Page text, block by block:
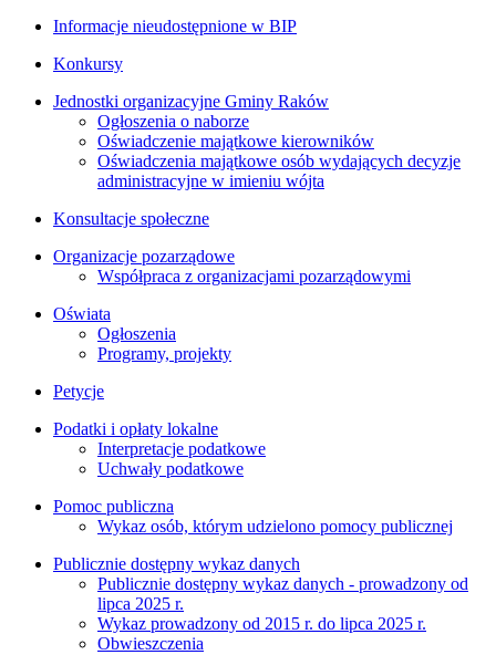
Informacje nieudostępnione w BIP
Konkursy
Jednostki organizacyjne Gminy Raków
Ogłoszenia o naborze
Oświadczenie majątkowe kierowników
Oświadczenia majątkowe osób wydających decyzje
administracyjne w imieniu wójta
Konsultacje społeczne
Organizacje pozarządowe
Współpraca z organizacjami pozarządowymi
Oświata
Ogłoszenia
Programy, projekty
Petycje
Podatki i opłaty lokalne
Interpretacje podatkowe
Uchwały podatkowe
Pomoc publiczna
Wykaz osób, którym udzielono pomocy publicznej
Publicznie dostępny wykaz danych
Publicznie dostępny wykaz danych - prowadzony od
lipca 2025 r.
Wykaz prowadzony od 2015 r. do lipca 2025 r.
Obwieszczenia